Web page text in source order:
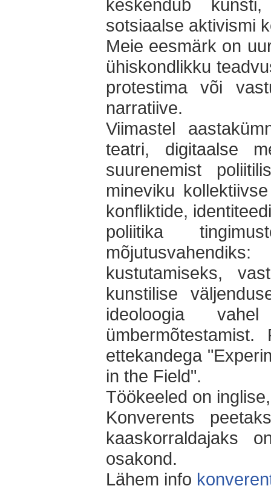
keskendub
sotsiaalse aktivismi
Meie eesmärk on
ühiskondlikku
protestima või
narratiive.
Viimastel
teatri, digitaalse
suurenemist
mineviku
konfliktide,
poliitika
kustutamiseks,
kunstilise
ideoloogia
ettekandega
in the Field".
Töökeeled on
Konverents
kaaskorraldajaks
osakond.
Lähem info